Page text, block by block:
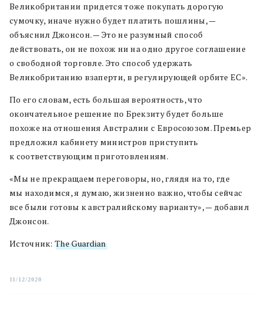
Великобритании придется тоже покупать дорогую
сумочку, иначе нужно будет платить пошлины, —
объяснил Джонсон. — Это не разумный способ
действовать, он не похож ни на одно другое соглашение
о свободной торговле. Это способ удержать
Великобританию взаперти, в регулирующей орбите ЕС».
По его словам, есть большая вероятность, что
окончательное решение по Брекзиту будет больше
похоже на отношения Австралии с Евросоюзом. Премьер
предложил кабинету министров приступить
к соответствующим приготовлениям.
«Мы не прекращаем переговоры, но, глядя на то, где
мы находимся, я думаю, жизненно важно, чтобы сейчас
все были готовы к австралийскому варианту», — добавил
Джонсон.
Источник: The Guardian
11/12/2020